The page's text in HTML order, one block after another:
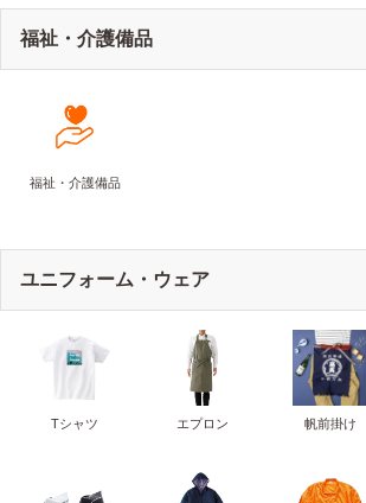
福祉・介護備品
福祉・介護備品
ユニフォーム・ウェア
Tシャツ エプロン 帆前掛け